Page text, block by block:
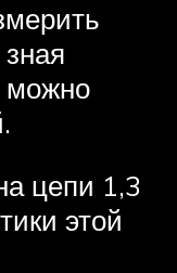
можно
цепи 1,3
этой